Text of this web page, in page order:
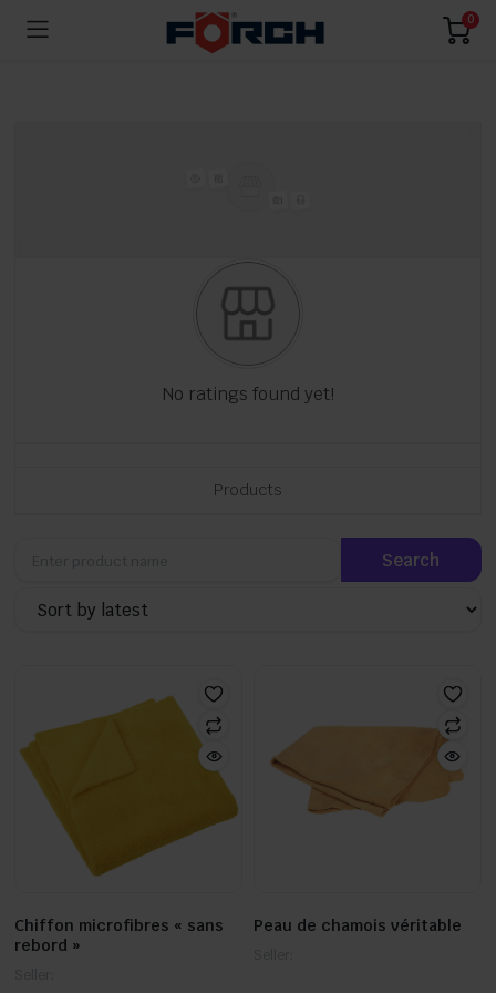
0
No ratings found yet!
Products
Chiffon microfibres « sans
rebord »
Peau de chamois véritable